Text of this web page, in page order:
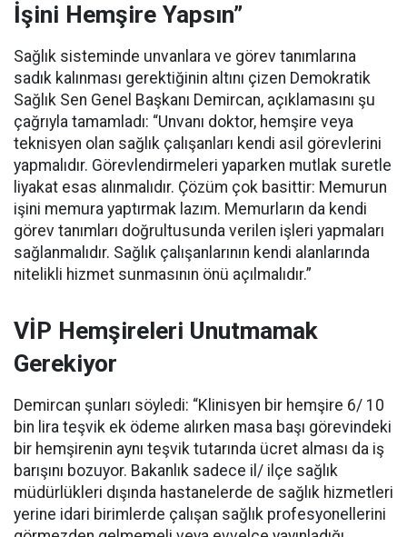
İşini Hemşire Yapsın”
Sağlık sisteminde unvanlara ve görev tanımlarına
sadık kalınması gerektiğinin altını çizen Demokratik
Sağlık Sen Genel Başkanı Demircan, açıklamasını şu
çağrıyla tamamladı: “Unvanı doktor, hemşire veya
teknisyen olan sağlık çalışanları kendi asil görevlerini
yapmalıdır. Görevlendirmeleri yaparken mutlak suretle
liyakat esas alınmalıdır. Çözüm çok basittir: Memurun
işini memura yaptırmak lazım. Memurların da kendi
görev tanımları doğrultusunda verilen işleri yapmaları
sağlanmalıdır. Sağlık çalışanlarının kendi alanlarında
nitelikli hizmet sunmasının önü açılmalıdır.”
VİP Hemşireleri Unutmamak
Gerekiyor
Demircan şunları söyledi: “Klinisyen bir hemşire 6/ 10
bin lira teşvik ek ödeme alırken masa başı görevindeki
bir hemşirenin aynı teşvik tutarında ücret alması da iş
barışını bozuyor. Bakanlık sadece il/ ilçe sağlık
müdürlükleri dışında hastanelerde de sağlık hizmetleri
yerine idari birimlerde çalışan sağlık profesyonellerini